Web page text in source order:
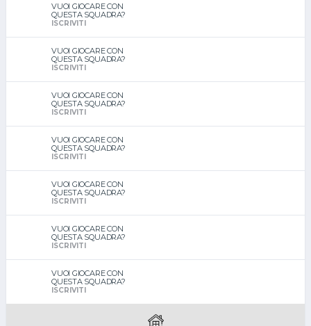
VUOI GIOCARE CON
QUESTA SQUADRA?
ISCRIVITI
VUOI GIOCARE CON
QUESTA SQUADRA?
ISCRIVITI
VUOI GIOCARE CON
QUESTA SQUADRA?
ISCRIVITI
VUOI GIOCARE CON
QUESTA SQUADRA?
ISCRIVITI
VUOI GIOCARE CON
QUESTA SQUADRA?
ISCRIVITI
VUOI GIOCARE CON
QUESTA SQUADRA?
ISCRIVITI
VUOI GIOCARE CON
QUESTA SQUADRA?
ISCRIVITI